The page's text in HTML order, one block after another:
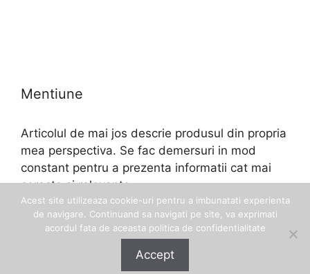
Mentiune
Articolul de mai jos descrie produsul din propria
mea perspectiva. Se fac demersuri in mod
constant pentru a prezenta informatii cat mai
corecte si relevante.
• Construit cu
Acest site utilizeaza cookie-uri pentru a imbunatati experienta
de navigare. Continuand sa navigati pe site, va exprimati
acordul fata de aceasta politica de confidentialitate
Accept